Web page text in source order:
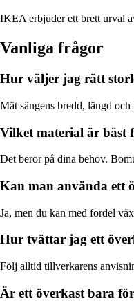
IKEA erbjuder ett brett urval
Vanliga frågor
Hur väljer jag rätt
Mät sängens bredd, längd
Vilket material är bäst
Det beror på dina behov.
Kan man använda ett
Ja, men du kan med fördel
Hur tvättar jag ett
Följ alltid tillverkarens
Är ett överkast bara